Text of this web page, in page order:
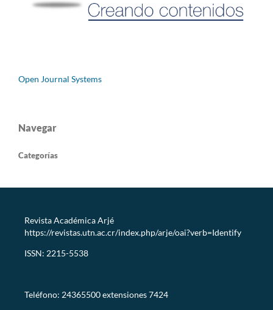
Open Journal Systems
Navegar
Categorías
Revista Académica Arjé
https://revistas.utn.ac.cr/index.php/arje/oai?verb=Identify
ISSN: 2215-5538
Teléfono: 24365500 extensiones 7424